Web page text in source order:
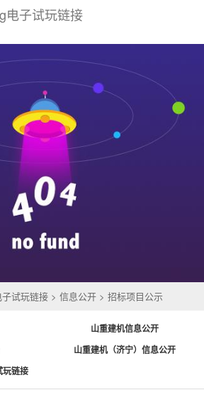
电子试玩链接
试玩链接 > 信息公开 > 招标项目公示
山重建机信息公开
山重建机（济宁）信息公开
玩链接